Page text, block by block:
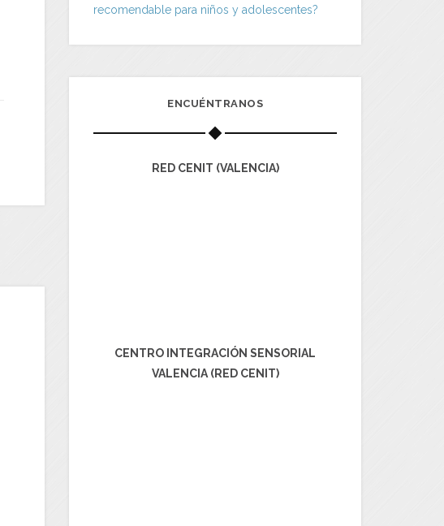
recomendable para niños y adolescentes?
ENCUÉNTRANOS
RED CENIT (VALENCIA)
CENTRO INTEGRACIÓN SENSORIAL
VALENCIA (RED CENIT)